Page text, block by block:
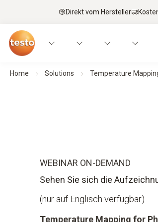
Direkt vom Hersteller
Home Solutions Temperature
WEBINAR ON-DEMAND
Sehen Sie sich die
(nur auf Englisch verfügbar)
Temperature Mapping for